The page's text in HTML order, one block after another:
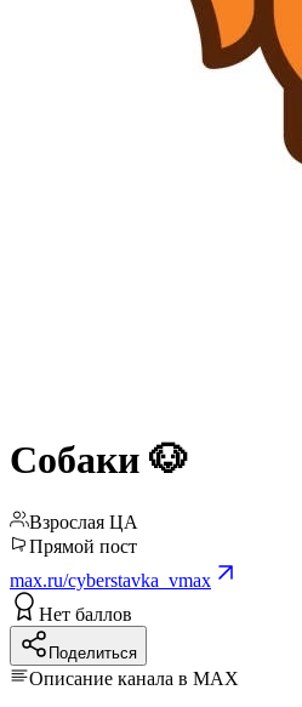
Собаки 🐶
Взрослая ЦА
Прямой пост
max.ru/cyberstavka_vmax
Нет баллов
Поделиться
Описание канала в MAX